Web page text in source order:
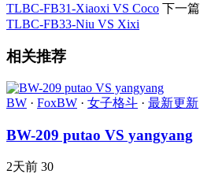
TLBC-FB31-Xiaoxi VS Coco 下一篇
TLBC-FB33-Niu VS Xixi
相关推荐
BW · FoxBW · 女子格斗 · 最新更新
BW-209 putao VS yangyang
2天前 30